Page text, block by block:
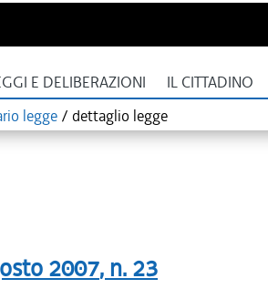
E DELIBERAZIONI IL CITTADINO
legge / dettaglio legge
2007, n. 23